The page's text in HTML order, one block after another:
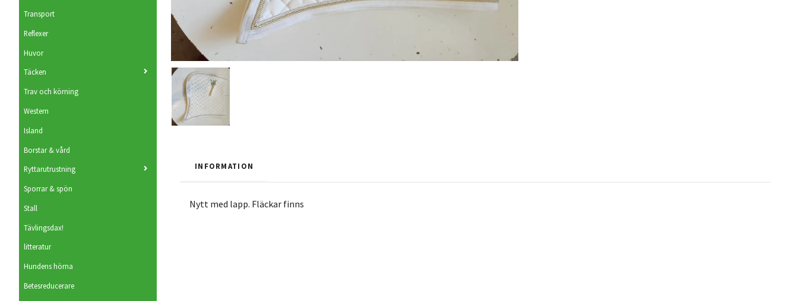
Transport
Reflexer
Huvor
Täcken
Trav och körning
Western
Island
Borstar & vård
Ryttarutrustning
Sporrar & spön
Stall
Tävlingsdax!
litteratur
Hundens hörna
Betesreducerare
INFORMATION
Nytt med lapp. Fläckar finns